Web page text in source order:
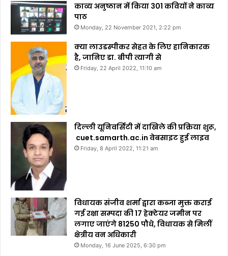
काव्य अनुष्ठान में किया 301 कवियों ने काव्य
पाठ
Monday, 22 November 2021, 2:22 pm
क्या लाउडस्पीकर सेहत के लिए हानिकारक
है, जानिए डा. बीपी त्यागी से
Friday, 22 April 2022, 11:10 am
दिल्ली यूनिवर्सिटी में दाखिले की प्रक्रिया शुरू,
cuet.samarth.ac.in वेबसाइट हुई लाइव
Friday, 8 April 2022, 11:21 am
विधायक संजीव शर्मा द्वारा कब्जा मुक्त कराई
गई रक्षा सम्पदा की 17 हेक्टेयर जमीन पर
लगाए जाएंगे 81250 पौधे, विधायक से मिलीं
क्षेत्रीय वन अधिकारी
Monday, 16 June 2025, 6:30 pm